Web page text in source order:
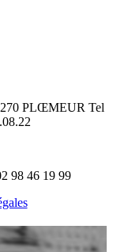
PLŒMEUR Tel
98 46 19 99